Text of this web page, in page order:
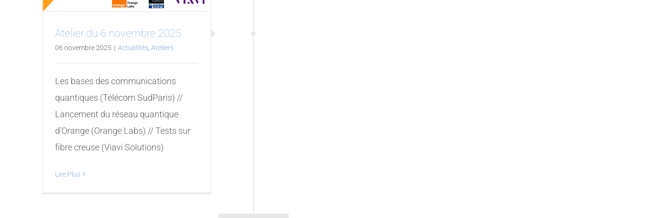
Atelier du 6 novembre 2025
06 novembre 2025 | Actualités, Ateliers
Les bases des communications
quantiques (Télécom SudParis) //
Lancement du réseau quantique
d’Orange (Orange Labs) // Tests sur
fibre creuse (Viavi Solutions)
Lire Plus